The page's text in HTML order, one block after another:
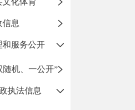
信息
和服务公开
随机、一公开”
执法信息